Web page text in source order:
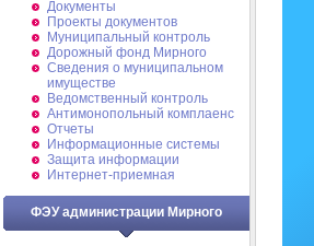
Документы
Проекты документов
Муниципальный контроль
Дорожный фонд Мирного
Cведения о муниципальном
имуществе
Ведомственный контроль
Антимонопольный комплаенс
Отчеты
Информационные системы
Защита информации
Интернет-приемная
ФЭУ администрации Мирного